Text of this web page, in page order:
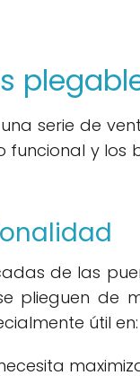
serie de
funcional y
de las
plieguen
útil en: